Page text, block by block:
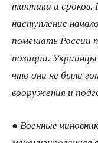
тактики и сроков.
наступление
помешать России
позиции. Украинцы
что они не были
вооружения и
● Военные